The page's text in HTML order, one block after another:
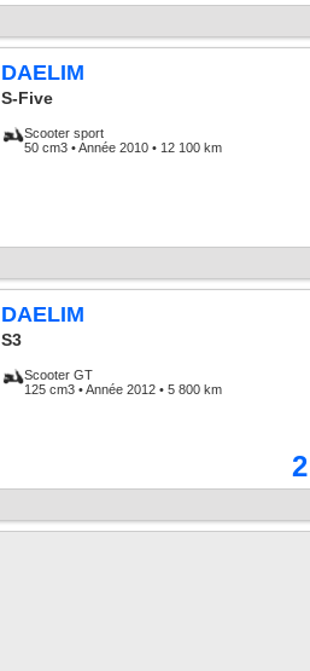
DAELIM
S-Five
Scooter sport
50 cm3 • Année 2010 • 12 100 km
DAELIM
S3
Scooter GT
125 cm3 • Année 2012 • 5 800 km